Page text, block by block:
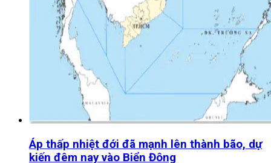
Áp thấp nhiệt đới đã mạnh lên thành bão, dự
kiến đêm nay vào Biển Đông